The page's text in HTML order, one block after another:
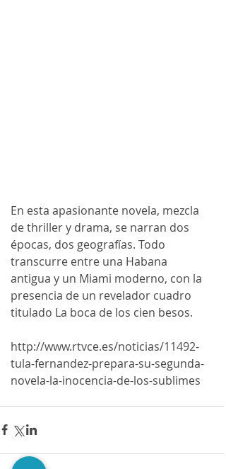
En esta apasionante novela, mezcla
de thriller y drama, se narran dos
épocas, dos geografías. Todo
transcurre entre una Habana
antigua y un Miami moderno, con la
presencia de un revelador cuadro
titulado La boca de los cien besos.
http://www.rtvce.es/noticias/11492-
tula-fernandez-prepara-su-segunda-
novela-la-inocencia-de-los-sublimes